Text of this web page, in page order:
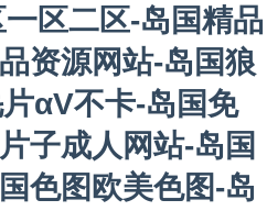
区二区-岛国精品
资源网站-岛国狼
αV不卡-岛国免
子成人网站-岛国
色图欧美色图-岛